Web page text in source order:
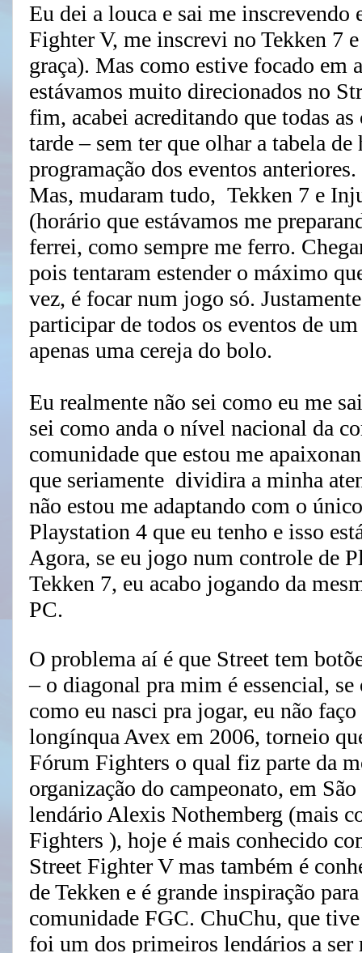
Eu dei a louca e sai me
Fighter V, me inscrevi no Tekken 7
graça). Mas como estive focado em
estávamos muito direcionados no
fim, acabei acreditando que todas
tarde – sem ter que olhar a tabela
programação dos eventos
Mas, mudaram tudo, Tekken 7 e
(horário que estávamos me
ferrei, como sempre me ferro.
pois tentaram estender o máximo
vez, é focar num jogo só.
participar de todos os eventos de
apenas uma cereja do bolo.
Eu realmente não sei como eu me
sei como anda o nível nacional da
comunidade que estou me
que seriamente dividira a minha
não estou me adaptando com o
Playstation 4 que eu tenho e isso
Agora, se eu jogo num controle de
Tekken 7, eu acabo jogando da
PC.
O problema aí é que Street tem
– o diagonal pra mim é essencial,
como eu nasci pra jogar, eu não
longínqua Avex em 2006, torneio
Fórum Fighters o qual fiz parte da
organização do campeonato, em
lendário Alexis Nothemberg (mais
Fighters ), hoje é mais conhecido
Street Fighter V mas também é
de Tekken e é grande inspiração
comunidade FGC. ChuChu, que
foi um dos primeiros lendários a ser